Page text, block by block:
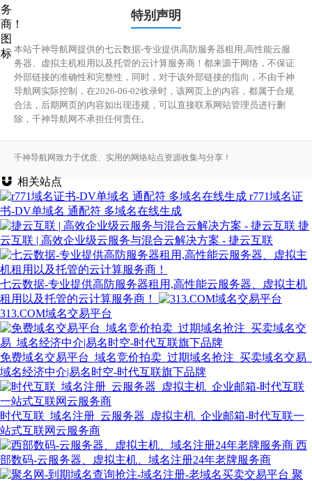
特别声明
本站千神导航网提供的七云数据-专业提供高防服务器租用,高性能云服
务器、虚拟主机租用以及托管的云计算服务商！都来源于网络，不保证
外部链接的准确性和完整性，同时，对于该外部链接的指向，不由千神
导航网实际控制，在2026-06-02收录时，该网页上的内容，都属于合规
合法，后期网页的内容如出现违规，可以直接联系网站管理员进行删
除，千神导航网不承担任何责任。
千神导航网致力于优质、实用的网络站点资源收集与分享！
相关站点
r771域名证
书-DV单域名 通配符 多域名在线生成
捷
云互联 | 高效企业级云服务与混合云解决方案 - 捷云互联
七云数据-专业提供高防服务器租用,高性能云服务器、虚拟主机
租用以及托管的云计算服务商！
313.COM域名交易平台
免费域名交易平台_域名竞价拍卖_过期域名抢注_买卖域名交易_
域名经济中介|易名时空-时代互联旗下品牌
时代互联_域名注册_云服务器_虚拟主机_企业邮箱-时代互联一
站式互联网云服务商
西
部数码-云服务器、虚拟主机、域名注册24年老牌服务商
聚